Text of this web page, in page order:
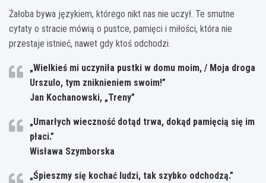
Żałoba bywa językiem, którego nikt nas nie uczył. Te smutne
cytaty o stracie mówią o pustce, pamięci i miłości, która nie
przestaje istnieć, nawet gdy ktoś odchodzi.
„Wielkieś mi uczyniła pustki w domu moim, / Moja droga
Urszulo, tym zniknieniem swoim!”
Jan Kochanowski, „Treny”
„Umarłych wieczność dotąd trwa, dokąd pamięcią się im
płaci.”
Wisława Szymborska
„Śpieszmy się kochać ludzi, tak szybko odchodzą.”